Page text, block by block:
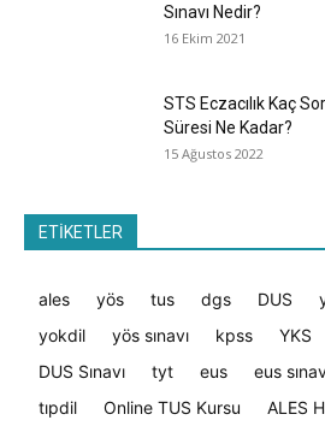
Sınavı Nedir?
16 Ekim 2021
STS Eczacılık Kaç
Süresi Ne Kadar?
15 Ağustos 2022
ETİKETLER
ales yös tus dgs DUS
yokdil
yös sınavı kpss YKS
DUS Sınavı
tyt eus eus
tıpdil
Online TUS Kursu ALES